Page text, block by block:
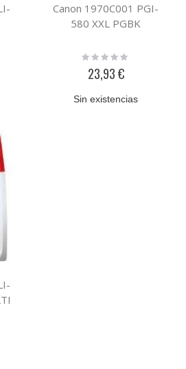
Canon 1970C001 PGI-
580 XXL PGBK
Rating:
23,93 €
Sin existencias